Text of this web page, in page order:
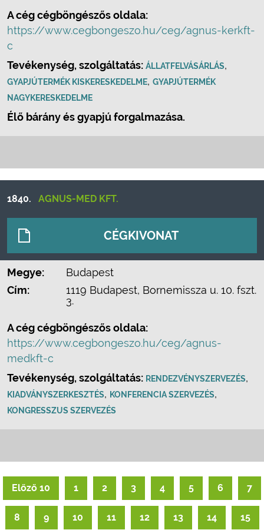
A cég cégböngészős oldala:
https://www.cegbongeszo.hu/ceg/agnus-kerkft-
c
Tevékenység, szolgáltatás: ÁLLATFELVÁSÁRLÁS,
GYAPJÚTERMÉK KISKERESKEDELME, GYAPJÚTERMÉK
NAGYKERESKEDELME
Élő bárány és gyapjú forgalmazása.
1840. AGNUS-MED KFT.
CÉGKIVONAT
Megye:
Budapest
Cím:
1119 Budapest, Bornemissza u. 10. fszt.
3.
A cég cégböngészős oldala:
https://www.cegbongeszo.hu/ceg/agnus-
medkft-c
Tevékenység, szolgáltatás: RENDEZVÉNYSZERVEZÉS,
KIADVÁNYSZERKESZTÉS, KONFERENCIA SZERVEZÉS,
KONGRESSZUS SZERVEZÉS
Előző 10 1 2 3 4 5 6 7
8 9 10 11 12 13 14 15